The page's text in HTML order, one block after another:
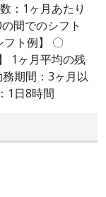
：1ヶ月あたり
間でのシフト
ト例】 〇
1ヶ月平均の残
期間：3ヶ月以
1日8時間